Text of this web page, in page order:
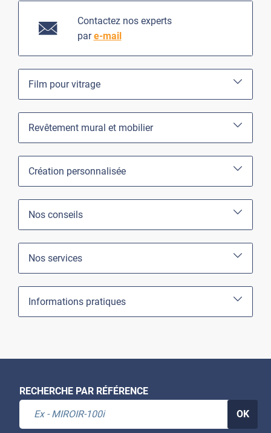
Contactez nos experts
pare-mail
Film pour vitrage
Revêtement mural et mobilier
Création personnalisée
Nos conseils
Nos services
Informations pratiques
RECHERCHE PAR RÉFÉRENCE
OK